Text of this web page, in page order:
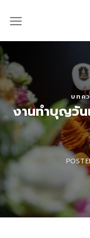
บทค
งานทำบุญวัน